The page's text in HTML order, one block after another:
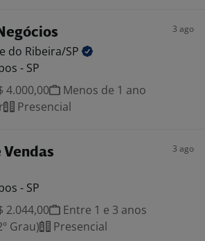
3 ago
do Ribeira/SP
- SP
4.000,00
Menos de 1 ano
Presencial
Vendas 3 ago
- SP
2.044,00
Entre 1 e 3 anos
Grau)
Presencial